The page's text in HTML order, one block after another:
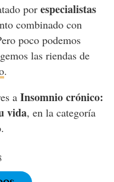
por especialistas
combinado con
poco podemos
las riendas de
.
a Insomnio crónico:
vida, en la categoría